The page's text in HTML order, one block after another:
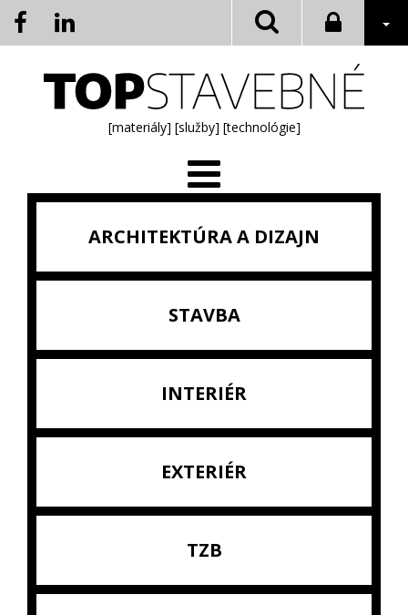
[materiály] [služby] [technológie]
ARCHITEKTÚRA A DIZAJN
STAVBA
INTERIÉR
EXTERIÉR
TZB